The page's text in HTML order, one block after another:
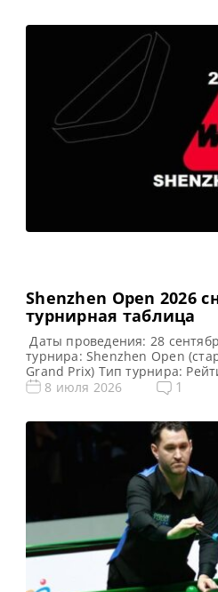
фрейм. Этот триумф
Shenzhen Open 2026
турнирная таблица
Даты проведения: 28
турнира: Shenzhen Open
Grand Prix) Тип турнира:
проведения (населенный
таблица Shenzhen Open
турнирная сетка
8 июля 2026 1